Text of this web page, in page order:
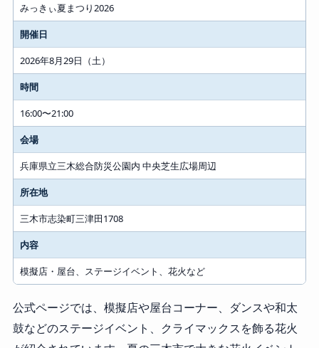
みっきぃ夏まつり2026
開催日
2026年8月29日（土）
時間
16:00〜21:00
会場
兵庫県立三木総合防災公園内 中央芝生広場周辺
所在地
三木市志染町三津田1708
内容
模擬店・屋台、ステージイベント、花火など
公式ページでは、模擬店や屋台コーナー、ダンスや和太
鼓などのステージイベント、クライマックスを飾る花火